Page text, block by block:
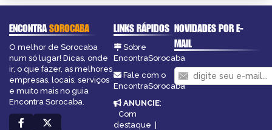
ENCONTRASOROCABA
O melhor de Sorocaba
num só lugar! Dicas, onde
ir, o que fazer, as melhores
empresas, locais, serviços
e muito mais no guia
Encontra Sorocaba.
LINKS RÁPIDOS
Sobre
EncontraSorocaba
Fale com o
EncontraSorocaba
ANUNCIE:
Com
destaque |
NOVIDADES POR E-
MAIL